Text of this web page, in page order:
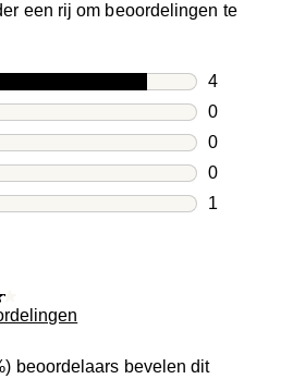
een rij om beoordelingen te
4
4
0
0
0
0
0
0
1
beoordelaars bevelen dit